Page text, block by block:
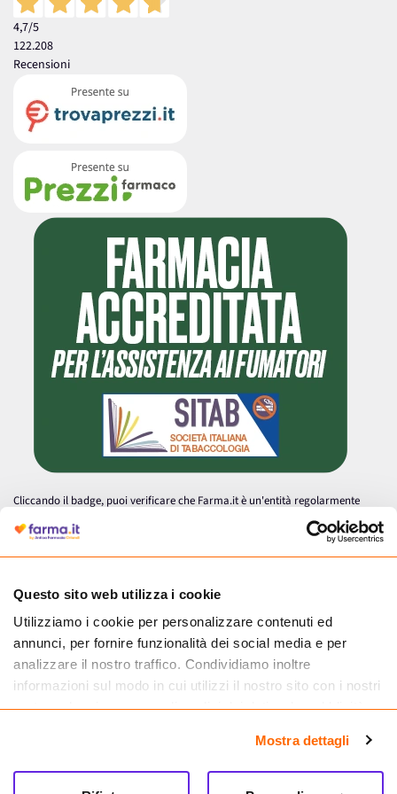
Questo sito web utilizza i cookie
Utilizziamo i cookie per personalizzare contenuti ed
annunci, per fornire funzionalità dei social media e per
analizzare il nostro traffico. Condividiamo inoltre
informazioni sul modo in cui utilizzi il nostro sito con i nostri
partner che si occupano di analisi dei dati web, pubblicità e
informazioni che hai fornito loro o che hanno raccolto dal
tuo utilizzo dei loro servizi.
Mostra dettagli
4,7/5
122.208
Recensioni
Cliccando il badge, puoi verificare che Farma.it è un'entità regolarmente
autorizzata dal Ministero della Salute a effettuare la vendita online di
medicinali.